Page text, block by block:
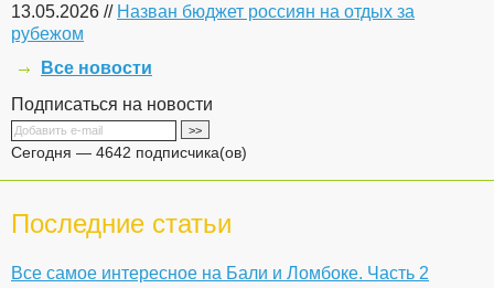
13.05.2026 // Назван бюджет россиян на отдых за
рубежом
Все новости
Подписаться на новости
Сегодня — 4642 подписчика(ов)
Последние статьи
Все самое интересное на Бали и Ломбоке. Часть 2